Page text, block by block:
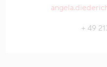
+ 49